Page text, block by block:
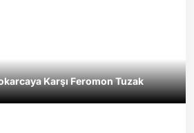
Karşı Feromon Tuzak